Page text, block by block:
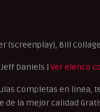
(screenplay), Bill
Daniels | Ver elenco
Completas en
la mejor calidad